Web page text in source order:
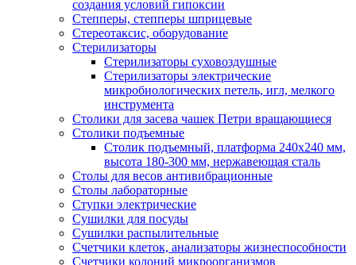
создания условий гипоксии
Степперы, степперы шприцевые
Стереотаксис, оборудование
Стерилизаторы
Стерилизаторы суховоздушные
Стерилизаторы электрические
микробиологических петель, игл, мелкого
инструмента
Столики для засева чашек Петри вращающиеся
Столики подъемные
Столик подъемный, платформа 240х240 мм,
высота 180-300 мм, нержавеющая сталь
Столы для весов антивибрационные
Столы лабораторные
Ступки электрические
Сушилки для посуды
Сушилки распылительные
Счетчики клеток, анализаторы жизнеспособности
Счетчики колоний микроорганизмов